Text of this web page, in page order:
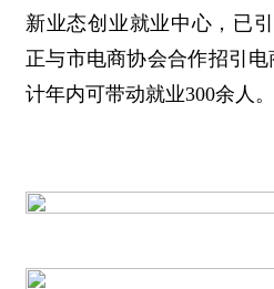
新业态创业就业中心，已
正与市电商协会合作招引
计年内可带动就业300余人。